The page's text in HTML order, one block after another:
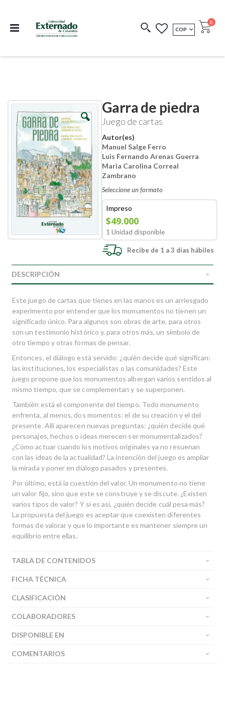
COEDICIONES REDIMIR CÓDIGO
MONEDA
COP Cart
0
Garra de piedra
Juego de cartas
Autor(es)
Manuel Salge Ferro
Luis Fernando Arenas Guerra
Maria Carolina Correal
Zambrano
Seleccione un formato
Impreso
$49.000
1 Unidad disponible
Recibe de 1 a 3 días hábiles
Skip
the
end
the
images
gallery
Skip
the
beginning
the
images
gallery
DESCRIPCIÓN
Este juego de cartas que tienes en las manos es un arriesgado
experimento por entender que los monumentos no tienen un
significado único. Para algunos son obras de arte, para otros
son un testimonio histórico y, para otros más, un símbolo de
otro tiempo y otras formas de pensar.
Entonces, el diálogo está servido: ¿quién decide qué significan:
las instituciones, los especialistas o las comunidades? Este
juego propone que los monumentos albergan varios sentidos al
mismo tiempo, que se complementan y se superponen.
También está el componente del tiempo. Todo monumento
enfrenta, al menos, dos momentos: el de su creación y el del
presente. Allí aparecen nuevas preguntas: ¿quién decide qué
personajes, hechos o ideas merecen ser monumentalizados?
¿Cómo actuar cuando los motivos originales ya no resuenan
con las ideas de la actualidad? La intención del juego es ampliar
la mirada y poner en diálogo pasados y presentes.
Por último, está la cuestión del valor. Un monumento no tiene
un valor fijo, sino que este se construye y se discute. ¿Existen
varios tipos de valor? Y si es así, ¿quién decide cuál pesa más?
La propuesta del juego es aceptar que coexisten diferentes
formas de valorar y que lo importante es mantener siempre un
equilibrio entre ellas.
TABLA DE CONTENIDOS
FICHA TÉCNICA
CLASIFICACIÓN
COLABORADORES
DISPONIBLE EN
COMENTARIOS